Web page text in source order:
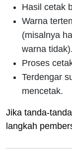
Hasil cetak
Warna
(misalnya
warna tidak).
Proses
Terdengar
mencetak.
Jika tanda-
langkah